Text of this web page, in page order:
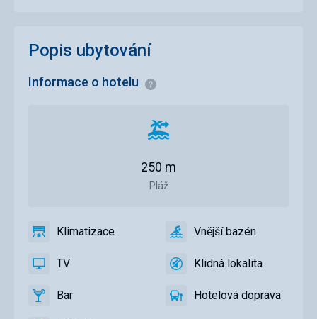
Popis ubytování
Informace o hotelu Informace
Vzdálenost
pláže
Pláž
250 m
Klimatizace
Klimatizace
ano
VnějšíVnější bazén
ano
TV TV
ano
KlidnáKlidná lokalita
ano
Bar Bar
ano
HotelováHotelová doprava
ano